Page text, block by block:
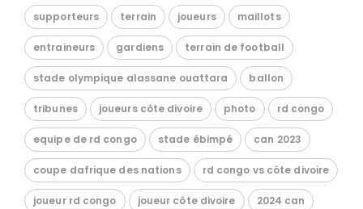
supporteurs terrain joueurs maillots
entraineurs gardiens terrain de football
stade olympique alassane ouattara ballon
tribunes joueurs côte divoire photo rd congo
equipe de rd congo stade ébimpé can 2023
coupe dafrique des nations rd congo vs côte divoire
joueur rd congo joueur côte divoire 2024 can